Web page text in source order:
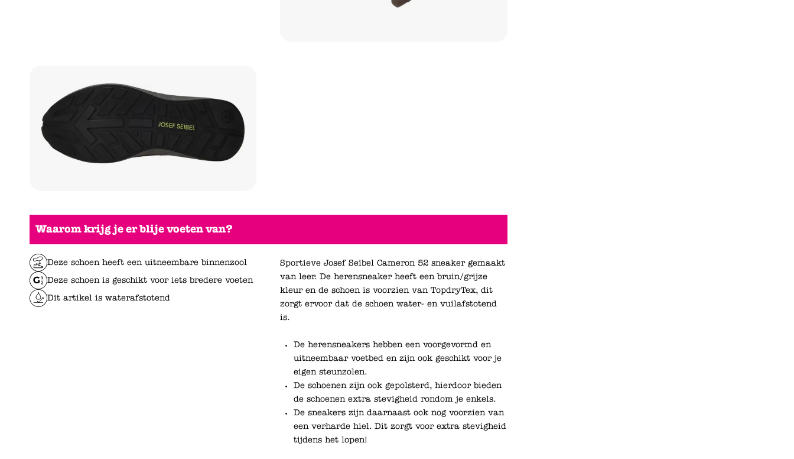
Waarom krijg je er blije voeten van?
Deze schoen heeft een uitneembare binnenzool
Deze schoen is geschikt voor iets bredere voeten
Dit artikel is waterafstotend
Sportieve Josef Seibel Cameron 52 sneaker gemaakt
van leer. De herensneaker heeft een bruin/grijze
kleur en de schoen is voorzien van TopdryTex, dit
zorgt ervoor dat de schoen water- en vuilafstotend
is.
De herensneakers hebben een voorgevormd en
uitneembaar voetbed en zijn ook geschikt voor je
eigen steunzolen.
De schoenen zijn ook gepolsterd, hierdoor bieden
de schoenen extra stevigheid rondom je enkels.
De sneakers zijn daarnaast ook nog voorzien van
een verharde hiel. Dit zorgt voor extra stevigheid
tijdens het lopen!